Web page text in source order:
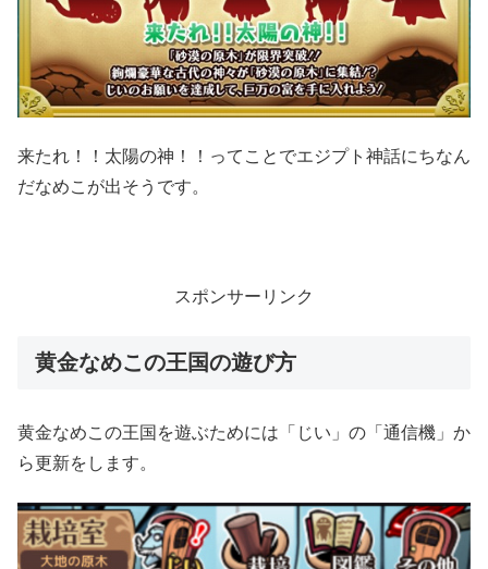
来たれ！！太陽の神！！ってことでエジプト神話にちなん
だなめこが出そうです。
スポンサーリンク
黄金なめこの王国の遊び方
黄金なめこの王国を遊ぶためには「じい」の「通信機」か
ら更新をします。